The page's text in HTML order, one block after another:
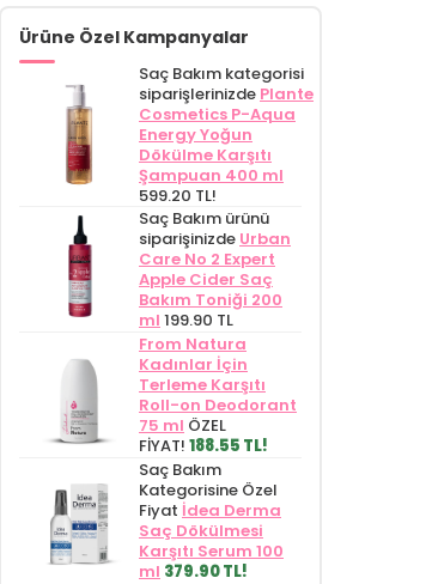
Ürüne Özel Kampanyalar
Saç Bakım kategorisi
siparişlerinizde Plante
Cosmetics P-Aqua
Energy Yoğun
Dökülme Karşıtı
Şampuan 400 ml
599.20 TL!
Saç Bakım ürünü
siparişinizde Urban
Care No 2 Expert
Apple Cider Saç
Bakım Toniği 200
ml 199.90 TL
From Natura
Kadınlar İçin
Terleme Karşıtı
Roll-on Deodorant
75 ml ÖZEL
FİYAT! 188.55 TL!
Saç Bakım
Kategorisine Özel
Fiyat İdea Derma
Saç Dökülmesi
Karşıtı Serum 100
ml 379.90 TL!